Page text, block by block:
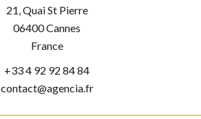
21, Quai St Pierre
06400Cannes
France
+33 4 92 92 84 84
contact@agencia.fr